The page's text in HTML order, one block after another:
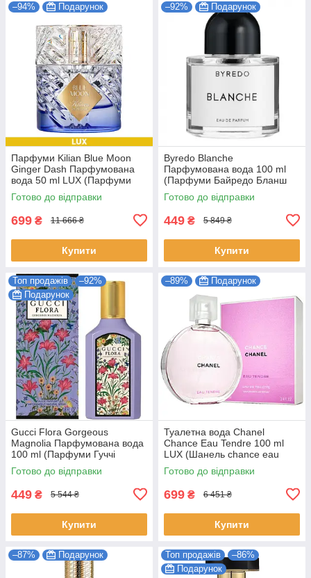
–94% Подарунок
Парфуми Kilian Blue Moon
Ginger Dash Парфумована
вода 50 ml LUX (Парфуми
Кіліан Блю Мун Джинджер
Даш Жіночі)
Готово до відправки
699 ₴ 11 666 ₴
Купити
–92% Подарунок
Byredo Blanche
Парфумована вода 100 ml
(Парфуми Байредо Бланш
Жіночі)
Готово до відправки
449 ₴ 5 849 ₴
Купити
Топ продажів
–92%
Подарунок
Gucci Flora Gorgeous
Magnolia Парфумована вода
100 ml (Парфуми Гуччі
Флора Горджес Магнолія
Парфуми Жіночі)
Готово до відправки
449 ₴ 5 544 ₴
Купити
–89% Подарунок
Туалетна вода Chanel
Chance Eau Tendre 100 ml
LUX (Шанель chance eau
tendre Парфуми тендер
Жіночі)
Готово до відправки
699 ₴ 6 451 ₴
Купити
–87% Подарунок Топ продажів
–86%
Подарунок